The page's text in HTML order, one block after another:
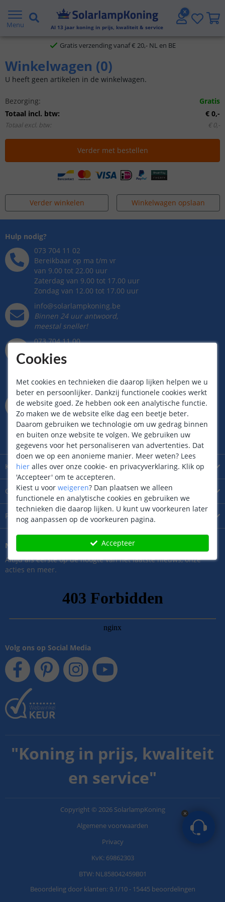
Menu Al 13 jaar koning in prijs, kwaliteit & service
2 jaar garantie
Gratis verzending vanaf € 20,- NL en BE
Klantbeoordeling 9.1
Winkelwagen (0)
U heeft geen artikelen in de winkelwagen.
Bezorging:
Gratis
Totaal incl. btw: € 0,-
Totaal excl. btw: € 0,-
Verder met bestellen
Verder winkelen Winkelwagen opslaan
Over SolarlampKoning
Productextra informatie
Klantenservice
Hulp nodig?
073 704 11 02
Bereikbaar op ma t/m vr
van 9.00 tot 22.00 uur
Zaterdag van 9.00 tot 17.00 uur
Zondag van 12.00 tot 17.00 uur
info@solarlampkoning.be
Binnen 24 uur antwoord,
meestal sneller!
073 704 11 00
Whatsapp op ma t/m vr
van 9.00 tot 22.00 uur
Zondag van 12.00 tot 17.00 uur
Kantoor / Showroom
Rietveldenweg 49D
5222AP'sHertogenbosch
Maandag t/m zaterdag geopend
van 09.00 tot 17.00 uur
Nieuwsbrief
Altijd als eerste op de hoogte van het laatste nieuws, onze
acties en meer.
Volg ons op Social Media
"Koning in prijs, kwaliteit
en service"
Copyright © 2026 SolarlampKoning
Algemene voorwaarden
Privacy
KvK: 69862303
BTW: NL858042459B01
Beoordeling door klanten: 9.1/10- 15445 beoordelingen
Cookies
Met cookies en technieken die daarop lijken helpen we u
beter en persoonlijker. Dankzij functionele cookies werkt
de website goed. Ze hebben ook een analytische functie.
Zo maken we de website elke dag een beetje beter.
Daarom gebruiken we technologie om uw gedrag binnen
en buiten onze website te volgen. We gebruiken uw
gegevens voor het personaliseren van advertenties. Dat
doen we op een anonieme manier. Meer weten? Lees
hier alles over onze cookie- en privacyverklaring. Klik op
'Accepteer' om te accepteren.
Kiest u voor weigeren? Dan plaatsen we alleen
functionele en analytische cookies en gebruiken we
technieken die daarop lijken. U kunt uw voorkeuren later
nog aanpassen op de voorkeuren pagina.
Accepteer